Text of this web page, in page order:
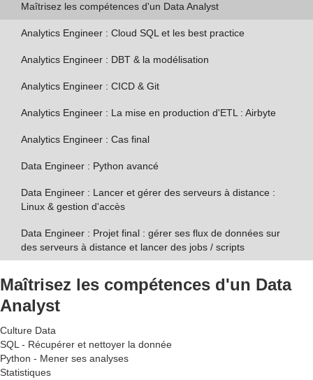
Maîtrisez les compétences d'un Data Analyst
Analytics Engineer : Cloud SQL et les best practice
Analytics Engineer : DBT & la modélisation
Analytics Engineer : CICD & Git
Analytics Engineer : La mise en production d'ETL : Airbyte
Analytics Engineer : Cas final
Data Engineer : Python avancé
Data Engineer : Lancer et gérer des serveurs à distance :
Linux & gestion d'accès
Data Engineer : Projet final : gérer ses flux de données sur
des serveurs à distance et lancer des jobs / scripts
Maîtrisez les compétences d'un Data
Analyst
Culture Data
SQL - Récupérer et nettoyer la donnée
Python - Mener ses analyses
Statistiques